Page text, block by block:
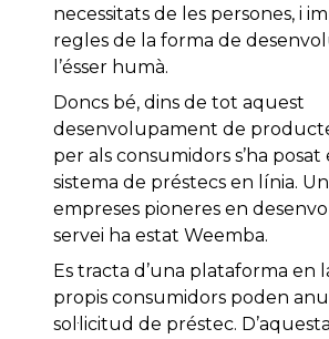
necessitats de les persones, i
regles de la forma de
l’ésser humà.
Doncs bé, dins de tot aquest
desenvolupament de
per als consumidors s’ha
sistema de préstecs en línia.
empreses pioneres en
servei ha estat Weemba.
Es tracta d’una plataforma en
propis consumidors poden
sol·licitud de préstec.